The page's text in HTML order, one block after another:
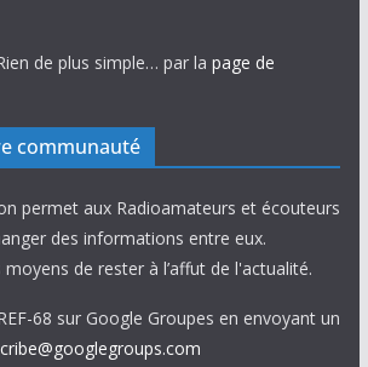
de plus simple… par la page de
communauté
permet aux Radioamateurs et écouteurs
des informations entre eux.
de rester à l’affut de l'actualité.
68 sur Google Groupes en envoyant un